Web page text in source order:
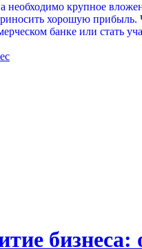
необходимо крупное
хорошую
банке или стать